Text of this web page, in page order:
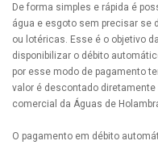
De forma simples e rápida é
água e esgoto sem precisar se
ou lotéricas. Esse é o objetivo
disponibilizar o débito
por esse modo de pagamento
valor é descontado diretamente
comercial da Águas de
O pagamento em débito